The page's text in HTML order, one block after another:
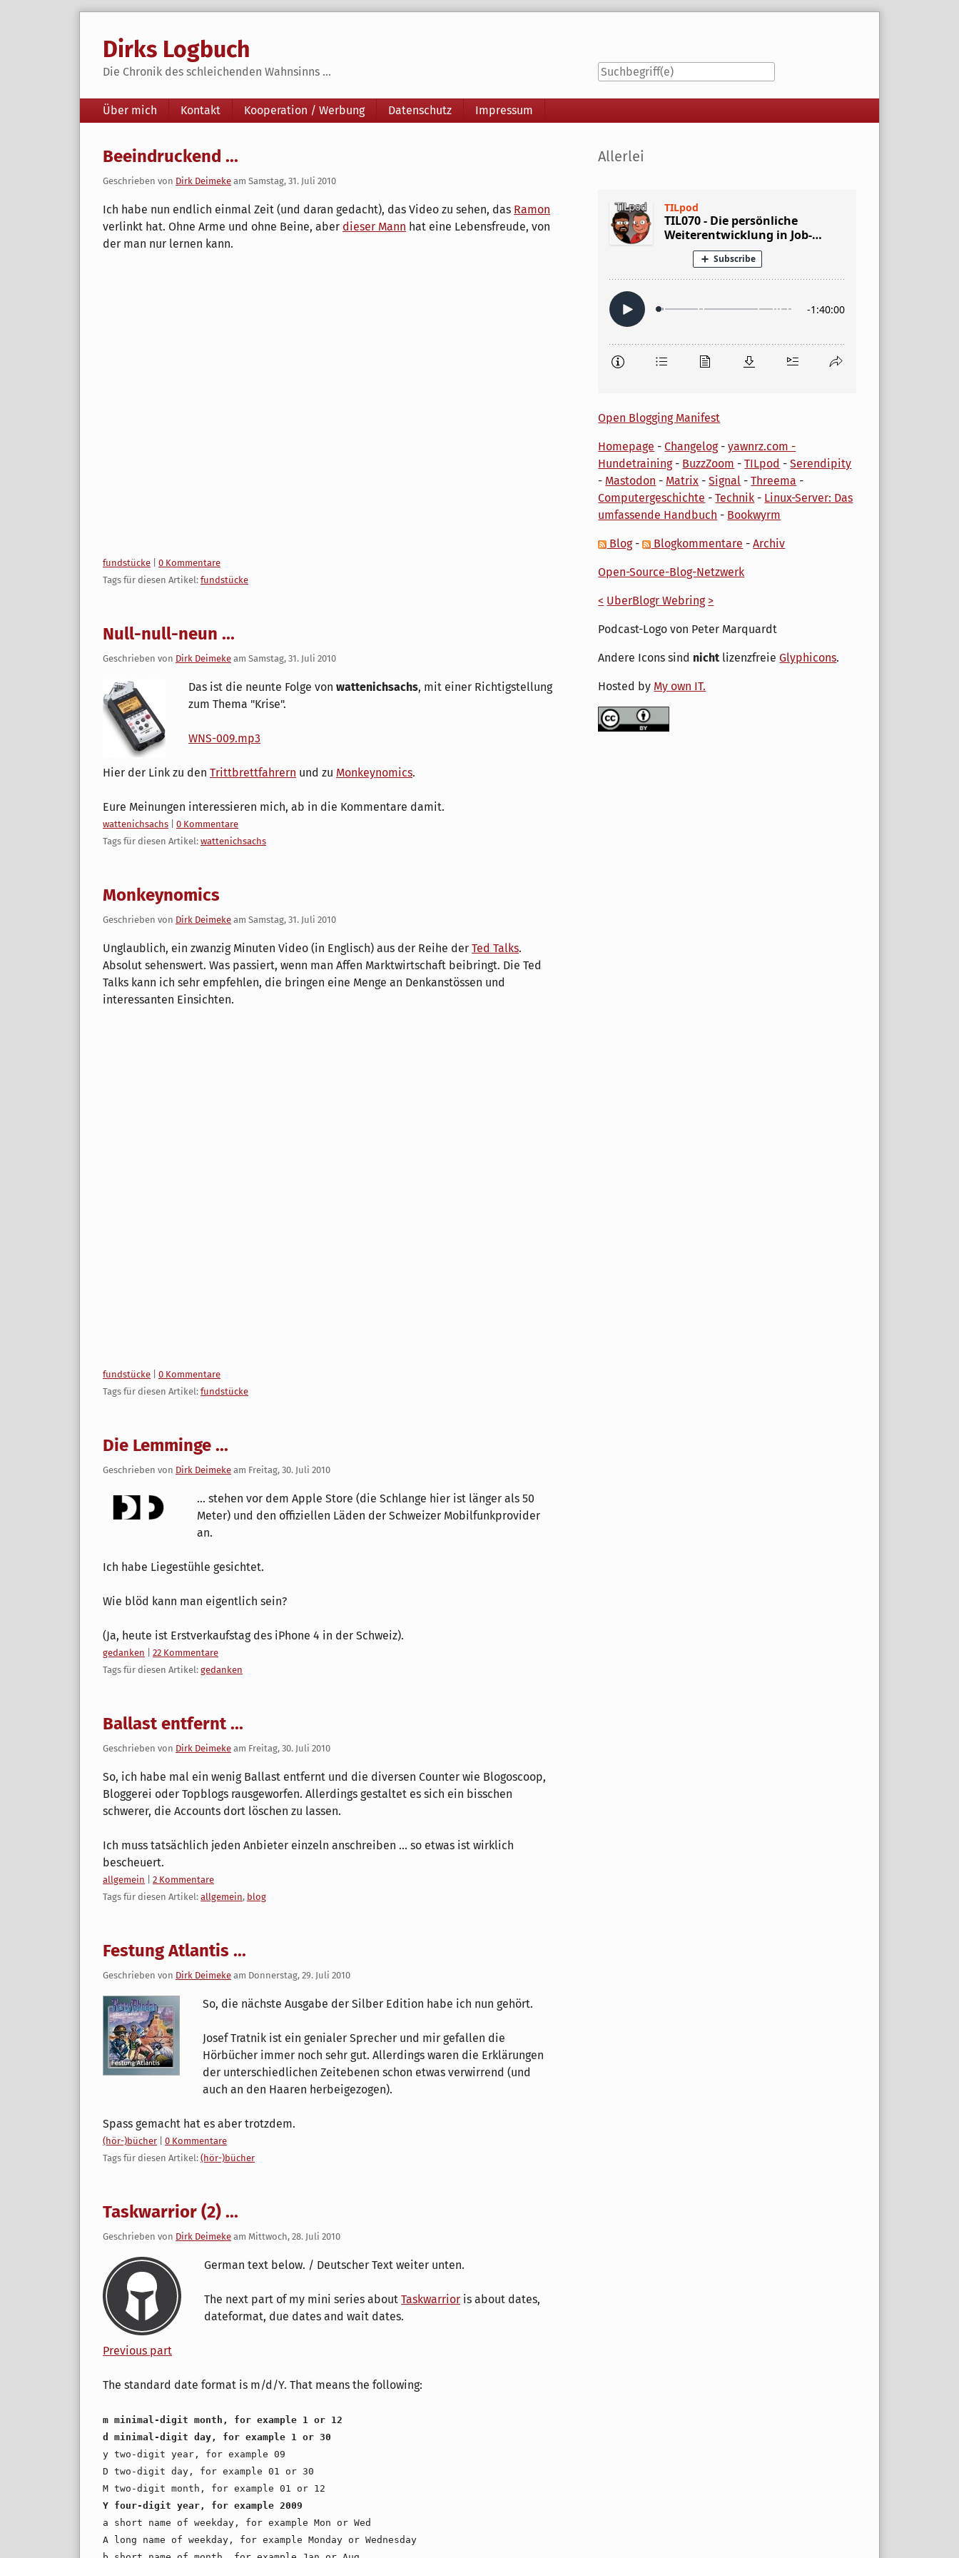
Dirks Logbuch
Die Chronik des schleichenden Wahnsinns ...
Navigation
Über mich Kontakt Kooperation / Werbung Datenschutz Impressum
Beeindruckend ...
Geschrieben von Dirk Deimeke am Samstag, 31. Juli 2010
Ich habe nun endlich einmal Zeit (und daran gedacht), das Video zu sehen, das Ramon
verlinkt hat. Ohne Arme und ohne Beine, aber dieser Mann hat eine Lebensfreude, von
der man nur lernen kann.
Kategorien:
fundstücke
0 Kommentare
Tags für diesen Artikel: fundstücke
Null-null-neun ...
Geschrieben von Dirk Deimeke am Samstag, 31. Juli 2010
Das ist die neunte Folge von wattenichsachs, mit einer Richtigstellung
zum Thema "Krise".
WNS-009.mp3
Hier der Link zu den Trittbrettfahrern und zu Monkeynomics.
Eure Meinungen interessieren mich, ab in die Kommentare damit.
Kategorien:
wattenichsachs
0 Kommentare
Tags für diesen Artikel: wattenichsachs
Monkeynomics
Geschrieben von Dirk Deimeke am Samstag, 31. Juli 2010
Unglaublich, ein zwanzig Minuten Video (in Englisch) aus der Reihe der Ted Talks.
Absolut sehenswert. Was passiert, wenn man Affen Marktwirtschaft beibringt. Die Ted
Talks kann ich sehr empfehlen, die bringen eine Menge an Denkanstössen und
interessanten Einsichten.
Kategorien:
fundstücke
0 Kommentare
Tags für diesen Artikel: fundstücke
Die Lemminge ...
Geschrieben von Dirk Deimeke am Freitag, 30. Juli 2010
... stehen vor dem Apple Store (die Schlange hier ist länger als 50
Meter) und den offiziellen Läden der Schweizer Mobilfunkprovider
an.
Ich habe Liegestühle gesichtet.
Wie blöd kann man eigentlich sein?
(Ja, heute ist Erstverkaufstag des iPhone 4 in der Schweiz).
Kategorien:
gedanken
22 Kommentare
Tags für diesen Artikel: gedanken
Ballast entfernt ...
Geschrieben von Dirk Deimeke am Freitag, 30. Juli 2010
So, ich habe mal ein wenig Ballast entfernt und die diversen Counter wie Blogoscoop,
Bloggerei oder Topblogs rausgeworfen. Allerdings gestaltet es sich ein bisschen
schwerer, die Accounts dort löschen zu lassen.
Ich muss tatsächlich jeden Anbieter einzeln anschreiben ... so etwas ist wirklich
bescheuert.
Kategorien:
allgemein
2 Kommentare
Tags für diesen Artikel: allgemein, blog
Festung Atlantis ...
Geschrieben von Dirk Deimeke am Donnerstag, 29. Juli 2010
So, die nächste Ausgabe der Silber Edition habe ich nun gehört.
Josef Tratnik ist ein genialer Sprecher und mir gefallen die
Hörbücher immer noch sehr gut. Allerdings waren die Erklärungen
der unterschiedlichen Zeitebenen schon etwas verwirrend (und
auch an den Haaren herbeigezogen).
Spass gemacht hat es aber trotzdem.
Kategorien:
(hör-)bücher
0 Kommentare
Tags für diesen Artikel: (hör-)bücher
Taskwarrior (2) ...
Geschrieben von Dirk Deimeke am Mittwoch, 28. Juli 2010
German text below. / Deutscher Text weiter unten.
The next part of my mini series about Taskwarrior is about dates,
dateformat, due dates and wait dates.
Previous part
The standard date format is m/d/Y. That means the following:
m minimal-digit month, for example 1 or 12
d minimal-digit day, for example 1 or 30
y two-digit year, for example 09
D two-digit day, for example 01 or 30
M two-digit month, for example 01 or 12
Y four-digit year, for example 2009
a short name of weekday, for example Mon or Wed
A long name of weekday, for example Monday or Wednesday
Seitenleiste
Allerlei
Open Blogging Manifest
Homepage -Changelog-yawnrz.com -
Hundetraining- BuzzZoom -TILpod -Serendipity
- Mastodon - Matrix -Signal -Threema -
Computergeschichte -Technik - Linux-Server: Das
umfassende Handbuch - Bookwyrm
Blog- Blogkommentare -Archiv
Open-Source-Blog-Netzwerk
< UberBlogr Webring >
Podcast-Logo von Peter Marquardt
Andere Icons sind nicht lizenzfreieGlyphicons.
Hosted by My own IT.